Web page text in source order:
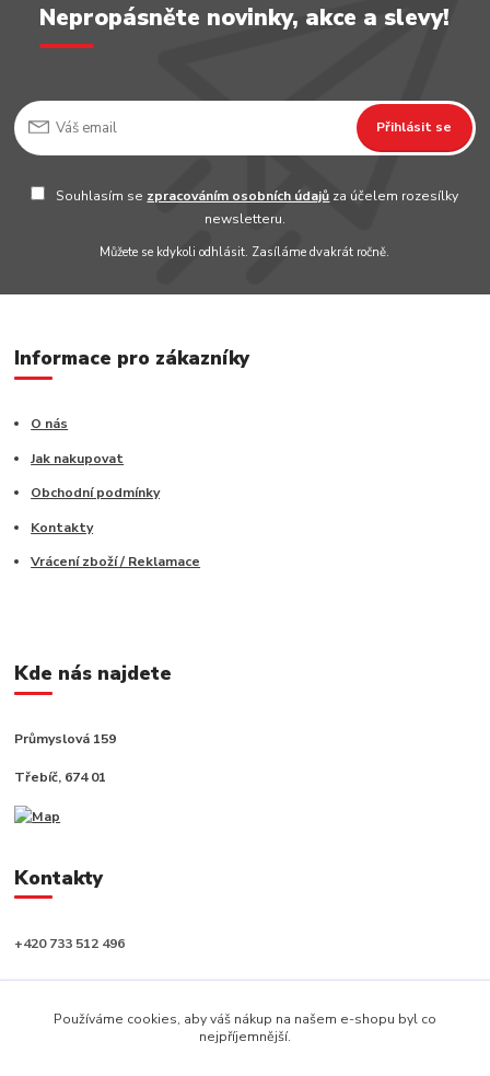
Nepropásněte novinky, akce a slevy!
Přihlásit se
Souhlasím se zpracováním osobních údajů za účelem rozesílky
newsletteru.
Můžete se kdykoli odhlásit. Zasíláme dvakrát ročně.
Informace pro zákazníky
O nás
Jak nakupovat
Obchodní podmínky
Kontakty
Vrácení zboží / Reklamace
Kde nás najdete
Průmyslová 159
Třebíč, 674 01
Kontakty
+420 733 512 496
info@capushop.cz
Používáme cookies, aby váš nákup na našem e-shopu byl co
nejpříjemnější.